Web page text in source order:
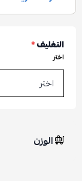
التغليف*
اختر
الوزن